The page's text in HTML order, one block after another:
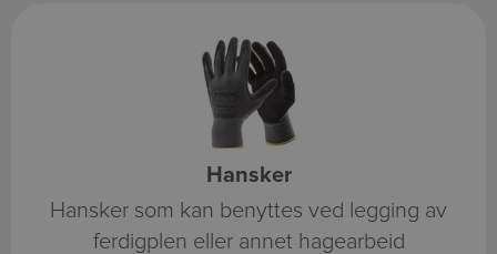
Hansker
Hansker som kan benyttes ved legging av
ferdigplen eller annet hagearbeid